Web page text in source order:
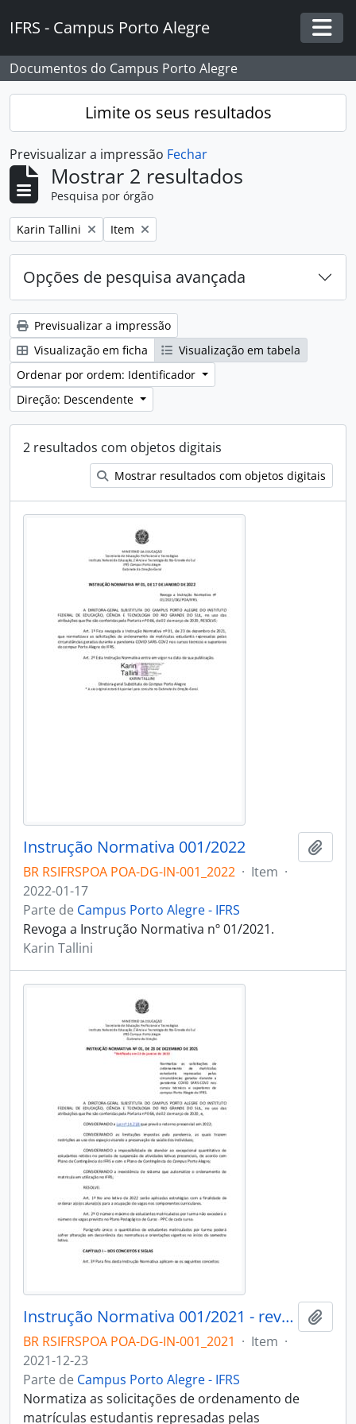
IFRS - Campus Porto Alegre
Documentos do Campus Porto Alegre
Limite os seus resultados
Previsualizar a impressão Fechar
Mostrar 2 resultados
Pesquisa por órgão
Remover filtro:
Karin Tallini Remover filtro:
Item
Opções de pesquisa avançada
Previsualizar a impressão
Visualização em ficha
Visualização em tabela
Ordenar por ordem: Identificador
Direção: Descendente
2 resultados com objetos digitais
Mostrar resultados com objetos digitais
Instrução Normativa 001/2022
BR RSIFRSPOA POA-DG-IN-001_2022 · Item ·
2022-01-17
Parte de Campus Porto Alegre - IFRS
Revoga a Instrução Normativa nº 01/2021.
Karin Tallini
Instrução Normativa 001/2021 - revogado
BR RSIFRSPOA POA-DG-IN-001_2021 · Item ·
2021-12-23
Parte de Campus Porto Alegre - IFRS
Normatiza as solicitações de ordenamento de
matrículas estudantis represadas pelas